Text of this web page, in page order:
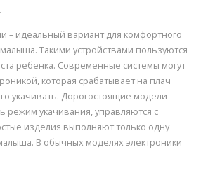
– идеальный вариант для комфортного
Такими устройствами пользуются
ребенка. Современные системы могут
которая срабатывает на плач
укачивать. Дорогостоящие модели
режим укачивания, управляются с
изделия выполняют только одну
В обычных моделях электроники